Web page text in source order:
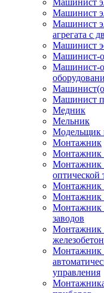
Машинист
Машинист
Машинист
агрегата с
Машинист
Машинист-
Машинист-
Машинист
Медник
Мельник
Модельщик
Монтажник
Монтажник
Монтажник
оптической
Монтажник
Монтажник
Монтажник
заводов
Монтажник
Монтажник
управления